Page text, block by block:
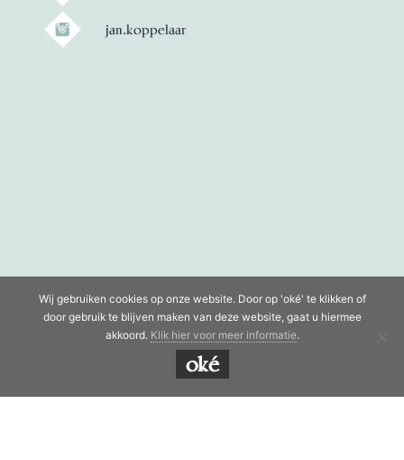
jan.koppelaar
Wij gebruiken cookies op onze website. Door op 'oké' te klikken of
door gebruik te blijven maken van deze website, gaat u hiermee
akkoord. Klik hier voor meer informatie.
oké